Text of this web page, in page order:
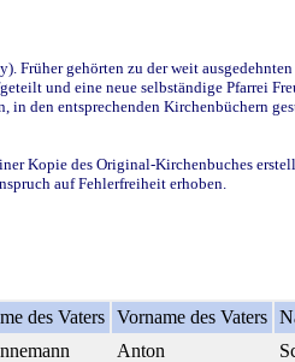
gehörten zu der weit
und eine neue selbständige Pfarrei
den entsprechenden Kirchenbüchern
Kopie des Original-Kirchenbuches
auf Fehlerfreiheit erhoben.
des Vaters Vorname des Vaters
Anton